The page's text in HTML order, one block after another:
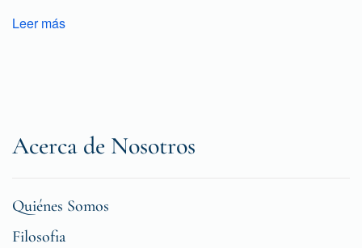
Leer más
Acerca de Nosotros
Quiénes Somos
Filosofia